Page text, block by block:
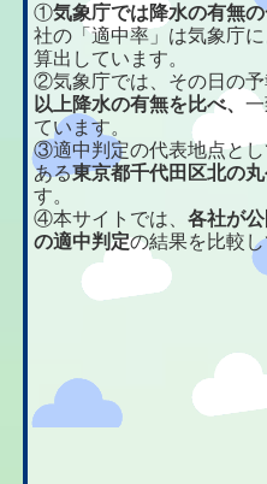
①気象庁では降水の有無
社の「適中率」は気象庁
算出しています。
②気象庁では、その日の
以上降水の有無を比べ、
ています。
③適中判定の代表地点と
ある東京都千代田区北の
す。
④本サイトでは、各社が
の適中判定の結果を比較し